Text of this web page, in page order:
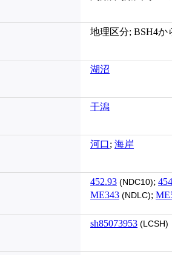
地理区分; BSH4か
湖沼
干潟
河口; 海岸
452.93 (NDC10);
ME343 (NDLC);
sh85073953 (LCSH)